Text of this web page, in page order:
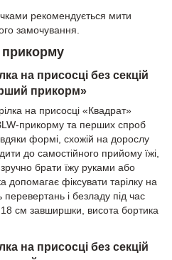
рекомендується мити
замочування.
прикорму
на присосці без секцій
прикорм»
на присосці «Квадрат»
прикорму та перших спроб
формі, схожій на дорослу
до самостійного прийому їжі,
брати їжу руками або
фіксувати тарілку на
перевертань і безладу під час
см завширшки, висота бортика
на присосці без секцій